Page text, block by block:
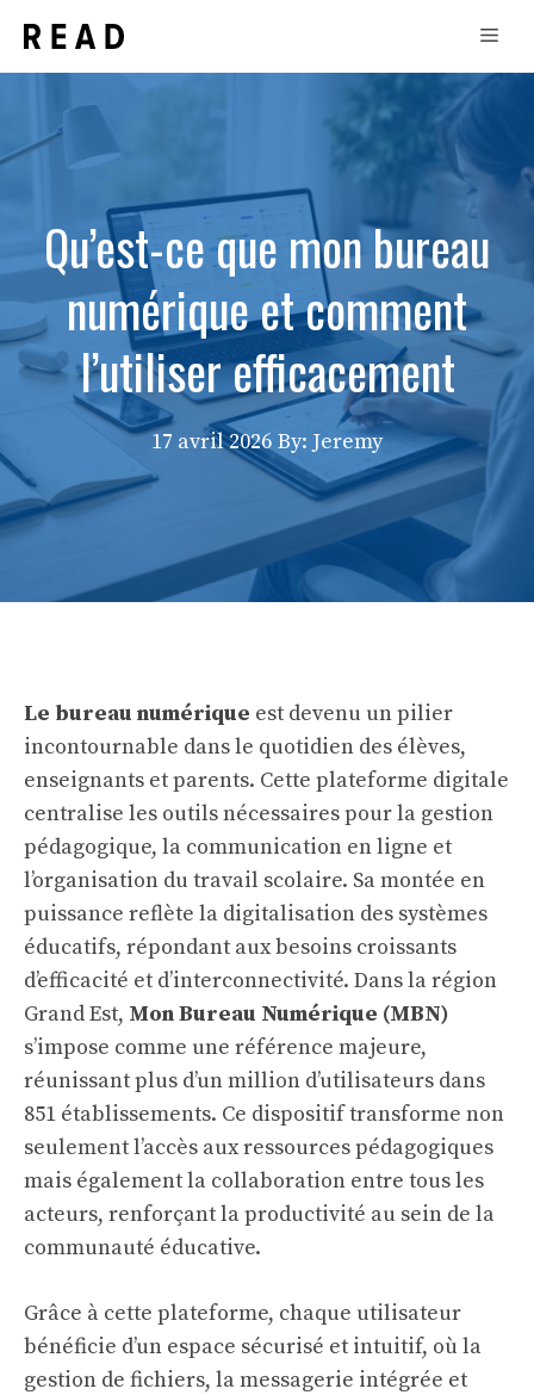
contenu
Qu’est-ce que mon bureau
numérique et comment
l’utiliser efficacement
17 avril 2026 By: Jeremy
Le bureau numérique est devenu un pilier
incontournable dans le quotidien des élèves,
enseignants et parents. Cette plateforme digitale
centralise les outils nécessaires pour la gestion
pédagogique, la communication en ligne et
l’organisation du travail scolaire. Sa montée en
puissance reflète la digitalisation des systèmes
éducatifs, répondant aux besoins croissants
d’efficacité et d’interconnectivité. Dans la région
Grand Est, Mon Bureau Numérique (MBN)
s’impose comme une référence majeure,
réunissant plus d’un million d’utilisateurs dans
851 établissements. Ce dispositif transforme non
seulement l’accès aux ressources pédagogiques
mais également la collaboration entre tous les
acteurs, renforçant la productivité au sein de la
communauté éducative.
Grâce à cette plateforme, chaque utilisateur
bénéficie d’un espace sécurisé et intuitif, où la
gestion de fichiers, la messagerie intégrée et